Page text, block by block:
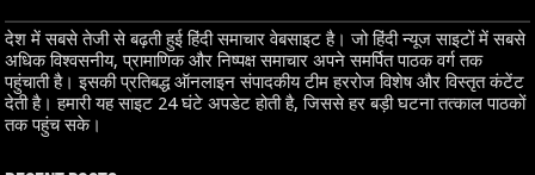
देश में सबसे तेजी से बढ़ती हुई हिंदी समाचार वेबसाइट है। जो हिंदी न्यूज साइटों में सबसे
अधिक विश्वसनीय, प्रामाणिक और निष्पक्ष समाचार अपने समर्पित पाठक वर्ग तक
पहुंचाती है। इसकी प्रतिबद्ध ऑनलाइन संपादकीय टीम हररोज विशेष और विस्तृत कंटेंट
देती है। हमारी यह साइट 24 घंटे अपडेट होती है, जिससे हर बड़ी घटना तत्काल पाठकों
तक पहुंच सके।